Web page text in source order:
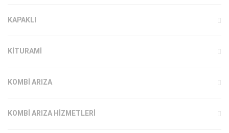
KAPAKLI
KITURAMI
KOMBI ARIZA
KOMBI ARIZA HIZMETLERI